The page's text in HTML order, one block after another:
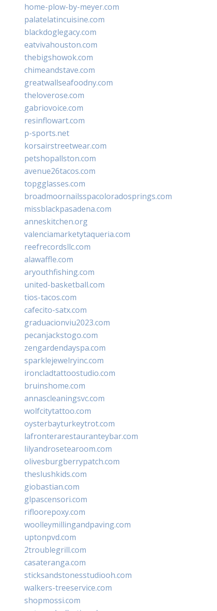
home-plow-by-meyer.com
palatelatincuisine.com
blackdoglegacy.com
eatvivahouston.com
thebigshowok.com
chimeandstave.com
greatwallseafoodny.com
theloverose.com
gabriovoice.com
resinflowart.com
p-sports.net
korsairstreetwear.com
petshopallston.com
avenue26tacos.com
topgglasses.com
broadmoornailsspacoloradosprings.com
missblackpasadena.com
anneskitchen.org
valenciamarketytaqueria.com
reefrecordsllc.com
alawaffle.com
aryouthfishing.com
united-basketball.com
tios-tacos.com
cafecito-satx.com
graduacionviu2023.com
pecanjackstogo.com
zengardendayspa.com
sparklejewelryinc.com
ironcladtattoostudio.com
bruinshome.com
annascleaningsvc.com
wolfcitytattoo.com
oysterbayturkeytrot.com
lafronterarestauranteybar.com
lilyandrosetearoom.com
olivesburgberrypatch.com
theslushkids.com
giobastian.com
glpascensori.com
rifloorepoxy.com
woolleymillingandpaving.com
uptonpvd.com
2troublegrill.com
casateranga.com
sticksandstonesstudiooh.com
walkers-treeservice.com
shopmossi.com